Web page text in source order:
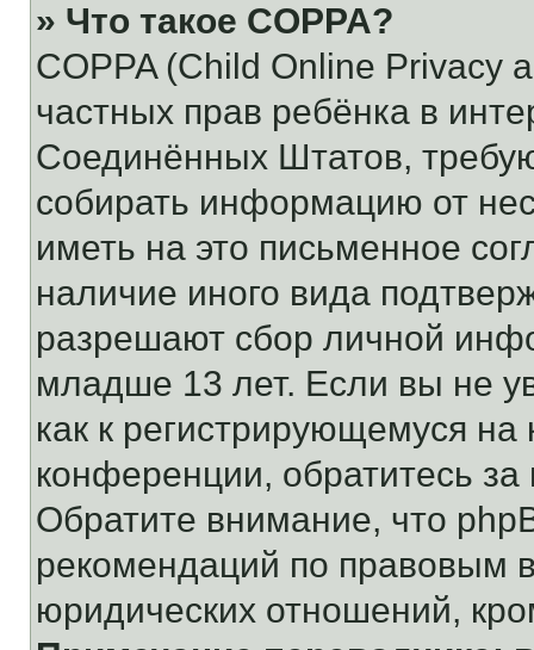
» Что такое COPPA?
COPPA (Child Online Privacy
частных прав ребёнка в
Соединённых Штатов,
собирать информацию от
иметь на это письменное
наличие иного вида
разрешают сбор личной
младше 13 лет. Если вы не
как к регистрирующемуся
конференции, обратитесь
Обратите внимание, что
рекомендаций по правовым
юридических отношений,